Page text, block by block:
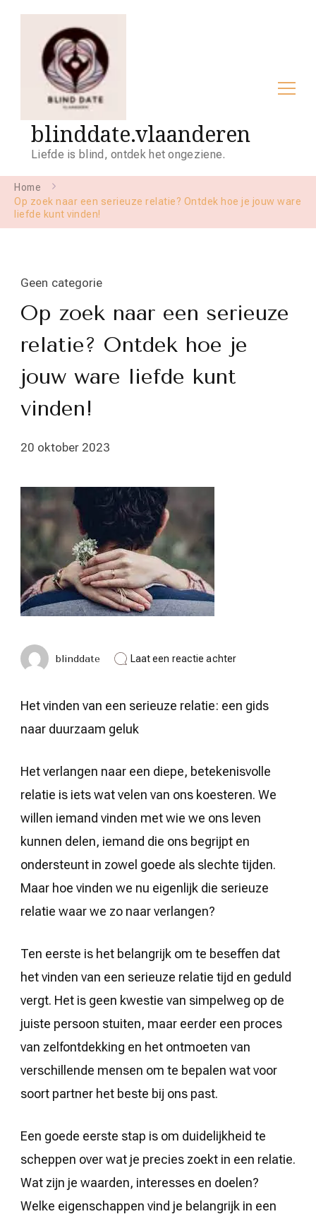
blinddate.vlaanderen
Liefde is blind, ontdek het ongeziene.
Home
Op zoek naar een serieuze relatie? Ontdek hoe je jouw ware
liefde kunt vinden!
Geen categorie
Op zoek naar een serieuze
relatie? Ontdek hoe je
jouw ware liefde kunt
vinden!
20 oktober 2023
blinddate Laat een reactie achterop
een
je
ware
kunt
Het vinden van een serieuze relatie: een gids
naar duurzaam geluk
Het verlangen naar een diepe, betekenisvolle
relatie is iets wat velen van ons koesteren. We
willen iemand vinden met wie we ons leven
kunnen delen, iemand die ons begrijpt en
ondersteunt in zowel goede als slechte tijden.
Maar hoe vinden we nu eigenlijk die serieuze
relatie waar we zo naar verlangen?
Ten eerste is het belangrijk om te beseffen dat
het vinden van een serieuze relatie tijd en geduld
vergt. Het is geen kwestie van simpelweg op de
juiste persoon stuiten, maar eerder een proces
van zelfontdekking en het ontmoeten van
verschillende mensen om te bepalen wat voor
soort partner het beste bij ons past.
Een goede eerste stap is om duidelijkheid te
scheppen over wat je precies zoekt in een relatie.
Wat zijn je waarden, interesses en doelen?
Welke eigenschappen vind je belangrijk in een